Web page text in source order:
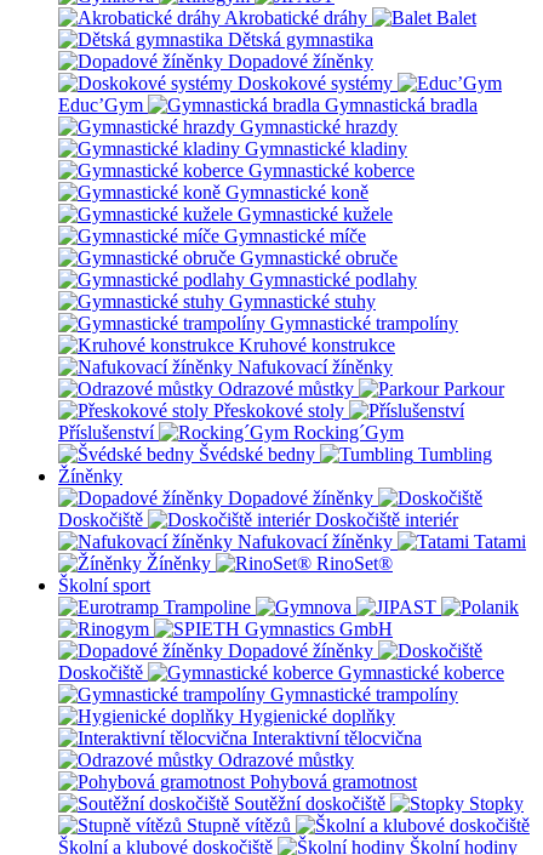
Akrobatické dráhy
Balet
Dětská gymnastika
Dopadové žíněnky
Doskokové systémy
Educ’Gym
Gymnastická bradla
Gymnastické hrazdy
Gymnastické kladiny
Gymnastické koberce
Gymnastické koně
Gymnastické kužele
Gymnastické míče
Gymnastické obruče
Gymnastické podlahy
Gymnastické stuhy
Gymnastické trampolíny
Kruhové konstrukce
Nafukovací žíněnky
Odrazové můstky
Parkour
Přeskokové stoly
Příslušenství
Rocking´Gym
Švédské bedny
Tumbling
Žíněnky
Dopadové žíněnky
Doskočiště
Doskočiště interiér
Nafukovací žíněnky
Tatami
Žíněnky
RinoSet®
Školní sport
Dopadové žíněnky
Doskočiště
Gymnastické koberce
Gymnastické trampolíny
Hygienické doplňky
Interaktivní tělocvična
Odrazové můstky
Pohybová gramotnost
Soutěžní doskočiště
Stopky
Stupně vítězů
Školní a klubové doskočiště
Školní hodiny